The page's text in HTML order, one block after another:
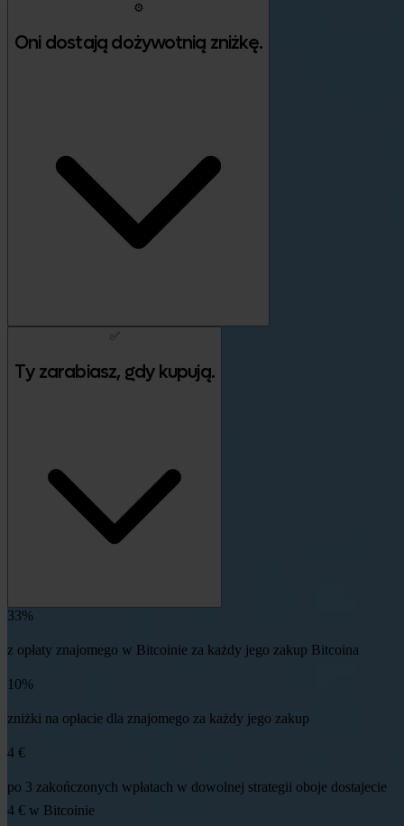
⚙️
Oni dostają dożywotnią zniżkę.
✅
Ty zarabiasz, gdy kupują.
33%
z opłaty znajomego w Bitcoinie za każdy jego zakup Bitcoina
10%
zniżki na opłacie dla znajomego za każdy jego zakup
4 €
po 3 zakończonych wpłatach w dowolnej strategii oboje dostajecie
4 € w Bitcoinie